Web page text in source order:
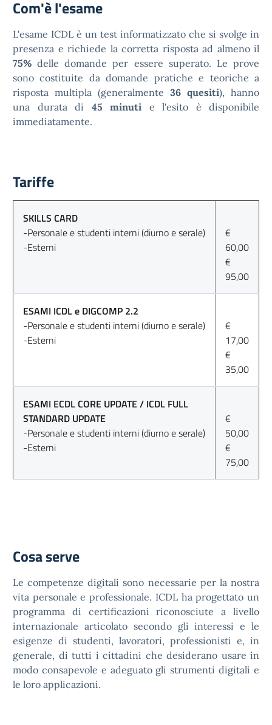
Com'è l'esame
L'esame ICDL è un test informatizzato che si svolge in
presenza e richiede la corretta risposta ad almeno il
75% delle domande per essere superato. Le prove
sono costituite da domande pratiche e teoriche a
risposta multipla (generalmente 36 quesiti), hanno
una durata di 45 minuti e l'esito è disponibile
immediatamente.
Tariffe
SKILLS CARD
-Personale e studenti interni (diurno e serale)
-Esterni
€
60,00
€
95,00
ESAMI ICDL e DIGCOMP 2.2
-Personale e studenti interni (diurno e serale)
-Esterni
€
17,00
€
35,00
ESAMI ECDL CORE UPDATE / ICDL FULL
STANDARD UPDATE
-Personale e studenti interni (diurno e serale)
-Esterni
€
50,00
€
75,00
Cosa serve
Le competenze digitali sono necessarie per la nostra
vita personale e professionale. ICDL ha progettato un
programma di certificazioni riconosciute a livello
internazionale articolato secondo gli interessi e le
esigenze di studenti, lavoratori, professionisti e, in
generale, di tutti i cittadini che desiderano usare in
modo consapevole e adeguato gli strumenti digitali e
le loro applicazioni.